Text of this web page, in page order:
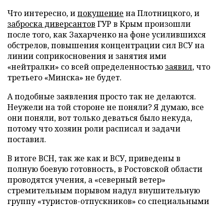
Что интересно, ипокушение на Плотницкого, и
заброска диверсантов ГУР в Крым произошли
после того, как Захарченко на фоне усилившихся
обстрелов, повышения концентрации сил ВСУ на
линии соприкосновения и занятия ими
«нейтралки» со всей определенностью заявил, что
третьего «Минска» не будет.
А подобные заявления просто так не делаются.
Неужели на той стороне не поняли? Я думаю, все
они поняли, вот только деваться было некуда,
потому что хозяин роли расписал и задачи
поставил.
В итоге ВСН, так же как и ВСУ, приведены в
полную боевую готовность, в Ростовской области
проводятся учения, а «северный ветер»
стремительным порывом надул внушительную
группу «туристов-отпускников» со специальными